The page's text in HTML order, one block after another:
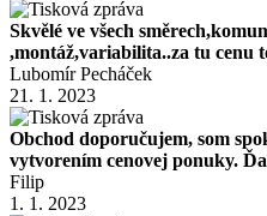
Skvělé ve všech
,montáž,variabilita..za tu cenu
Lubomír Pecháček
21. 1. 2023
Obchod doporučujem, som
vytvorením cenovej ponuky.
Filip
1. 1. 2023